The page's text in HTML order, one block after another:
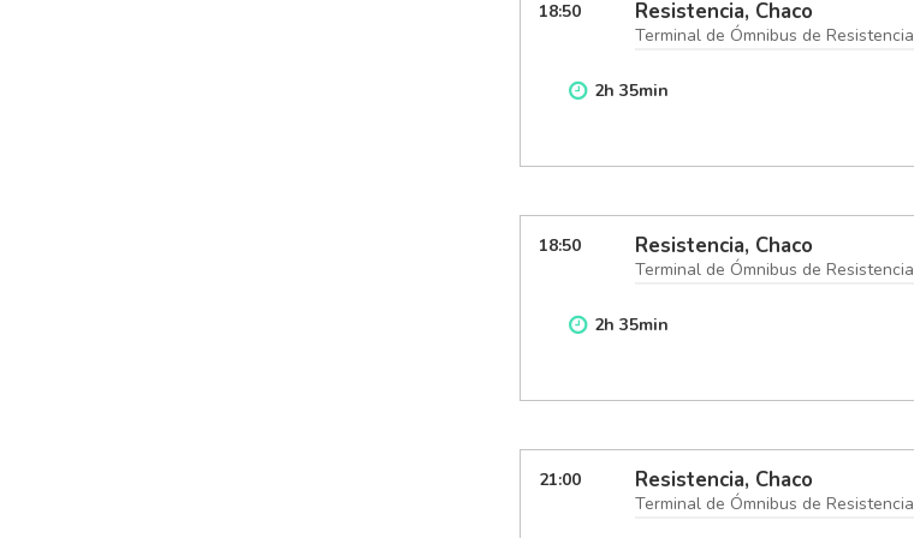
18:50 Resistencia, Chaco
Terminal de Ómnibus de Resistencia
2h 35min
18:50 Resistencia, Chaco
Terminal de Ómnibus de Resistencia
2h 35min
21:00 Resistencia, Chaco
Terminal de Ómnibus de Resistencia